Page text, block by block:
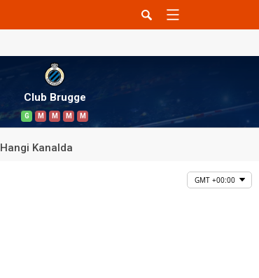
Club Brugge
G M M M M
Hangi Kanalda
GMT +00:00